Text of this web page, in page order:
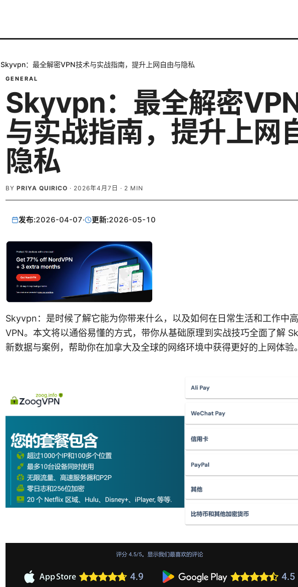
Skyvpn：最全解密VPN技术与实战指南，提升上网自由与隐私
GENERAL
Skyvpn：最全解密
与实战指南，提升上网
隐私
BY PRIYA QUIRICO · 2026年4月7日 · 2 MIN
发布:2026-04-07· 更新:2026-05-10
Skyvpn：是时候了解它能为你带来什么，以及如何在日常生活和工作中
VPN。本文将以通俗易懂的方式，带你从基础原理到实战技巧全面了解
新数据与案例，帮助你在加拿大及全球的网络环境中获得更好的上网体验。